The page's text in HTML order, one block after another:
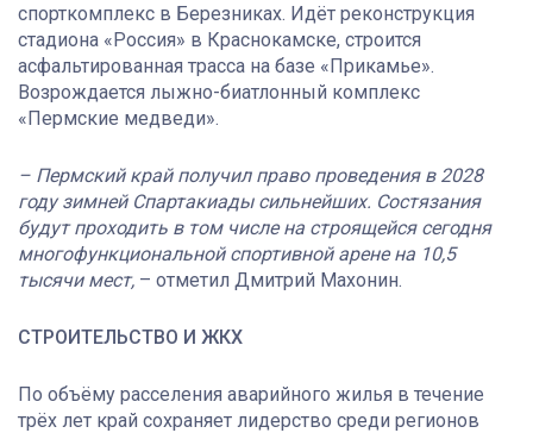
спорткомплекс в Березниках. Идёт реконструкция
стадиона «Россия» в Краснокамске, строится
асфальтированная трасса на базе «Прикамье».
Возрождается лыжно-биатлонный комплекс
«Пермские медведи».
– Пермский край получил право проведения в 2028
году зимней Спартакиады сильнейших. Состязания
будут проходить в том числе на строящейся сегодня
многофункциональной спортивной арене на 10,5
тысячи мест, – отметил Дмитрий Махонин.
СТРОИТЕЛЬСТВО И ЖКХ
По объёму расселения аварийного жилья в течение
трёх лет край сохраняет лидерство среди регионов